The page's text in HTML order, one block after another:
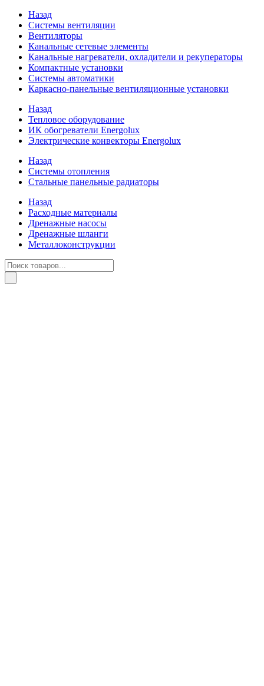
Назад
Системы вентиляции
Вентиляторы
Канальные сетевые элементы
Канальные нагреватели, охладители и рекуператоры
Компактные установки
Системы автоматики
Каркасно-панельные вентиляционные установки
Назад
Тепловое оборудование
ИК обогреватели Energolux
Электрические конвекторы Energolux
Назад
Системы отопления
Стальные панельные радиаторы
Назад
Расходные материалы
Дренажные насосы
Дренажные шланги
Металлоконструкции